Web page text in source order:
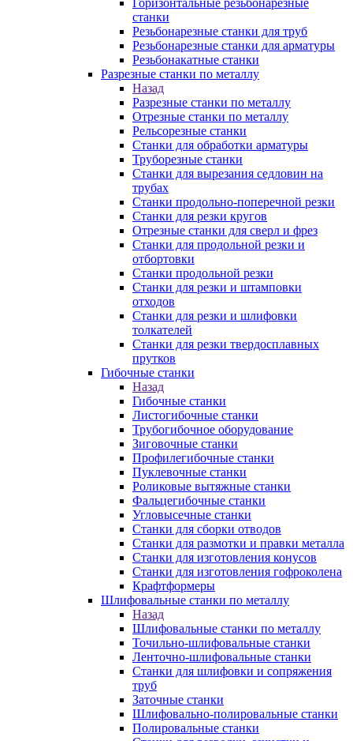
Горизонтальные резьбонарезные
станки
Резьбонарезные станки для труб
Резьбонарезные станки для арматуры
Резьбонакатные станки
Разрезные станки по металлу
Назад
Разрезные станки по металлу
Отрезные станки по металлу
Рельсорезные станки
Станки для обработки арматуры
Труборезные станки
Станки для вырезания седловин на
трубаx
Станки продольно-поперечной резки
Станки для резки кругов
Отрезные станки для сверл и фрез
Станки для продольной резки и
отбортовки
Станки продольной резки
Станки для резки и штамповки
отходов
Станки для резки и шлифовки
толкателей
Станки для резки твердосплавных
прутков
Гибочные станки
Назад
Гибочные станки
Листогибочные станки
Трубогибочное оборудование
Зиговочные станки
Профилегибочные станки
Пуклевочные станки
Роликовые вытяжные станки
Фальцегибочные станки
Угловысечные станки
Станки для сборки отводов
Станки для размотки и правки металла
Станки для изготовления конусов
Станки для изготовления гофроколена
Крафтформеры
Шлифовальные станки по металлу
Назад
Шлифовальные станки по металлу
Точильно-шлифовальные станки
Ленточно-шлифовальные станки
Станки для шлифовки и сопряжения
труб
Заточные станки
Шлифовально-полировальные станки
Полировальные станки